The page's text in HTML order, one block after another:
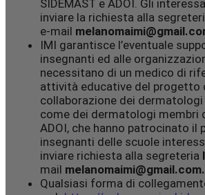
SIDEMAST e ADOI. Gli
inviare la richiesta alla
e-mail
IMI garantisce l’eventuale
insegnanti ed alle
necessitano di un medico di
attività educative del progetto
collaborazione dei
come dei dermatologi membri
ADOI, che hanno patrocinato il
insegnanti delle scuole
inviare richiesta alla segreteria
mail melanomaimi@gmail.com.
Qualsiasi forma di